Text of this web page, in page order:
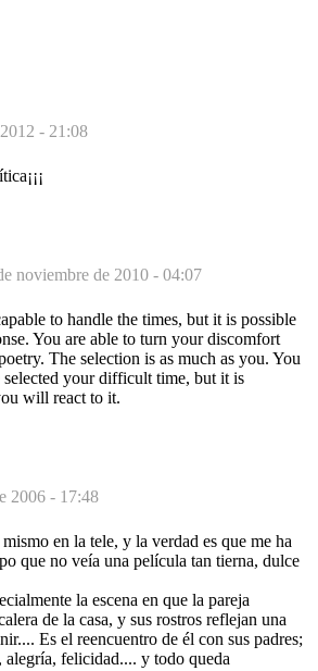
- 21:08
noviembre de 2010 - 04:07
to handle the times, but it is possible
You are able to turn your discomfort
The selection is as much as you. You
your difficult time, but it is
will react to it.
2006 - 17:48
en la tele, y la verdad es que me ha
que no veía una película tan tierna, dulce
la escena en que la pareja
de la casa, y sus rostros reflejan una
Es el reencuentro de él con sus padres;
felicidad.... y todo queda